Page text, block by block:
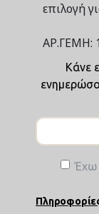
επιλογή
ΑΡ.ΓΕΜΗ:
Κάνε
Έχω